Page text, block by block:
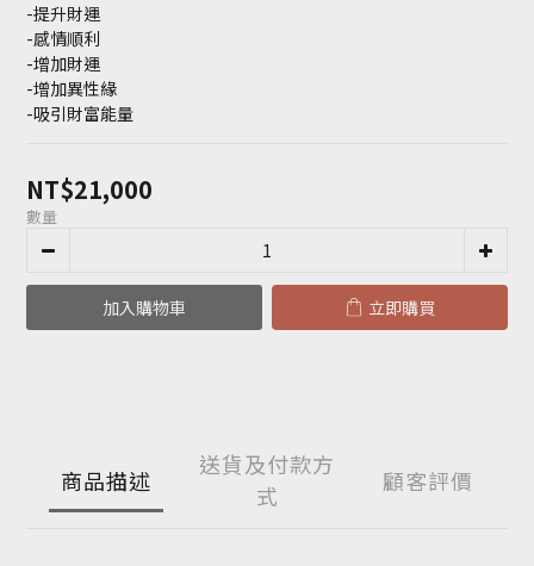
-提升財運
-感情順利
-增加財運
-增加異性緣
-吸引財富能量
NT$21,000
數量
加入購物車 立即購買
商品描述
送貨及付款方
式
顧客評價